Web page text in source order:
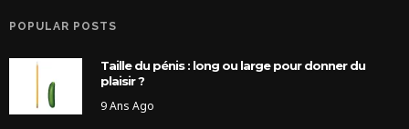
POPULAR POSTS
Taille du pénis : long ou large pour donner du
plaisir ?
9 Ans Ago